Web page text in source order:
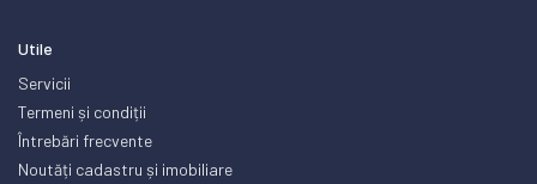
Utile
Servicii
Termeni și condiții
Întrebări frecvente
Noutăți cadastru și imobiliare